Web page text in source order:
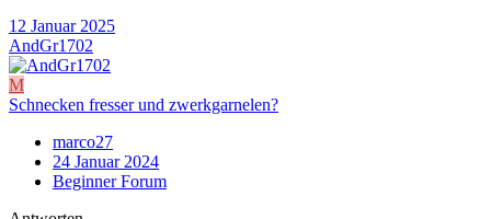
12 Januar 2025
AndGr1702
M
Schnecken fresser und zwerkgarnelen?
marco27
24 Januar 2024
Beginner Forum